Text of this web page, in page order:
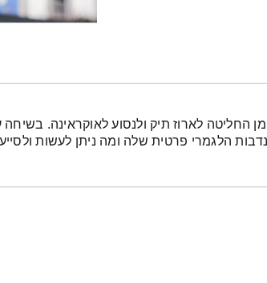
החליטה לארוז תיק ולנסוע לאוקראינה.
הלגמרי פרטית שלה ומה ניתן לעשות